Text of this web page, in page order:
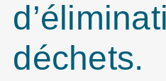
déchets.